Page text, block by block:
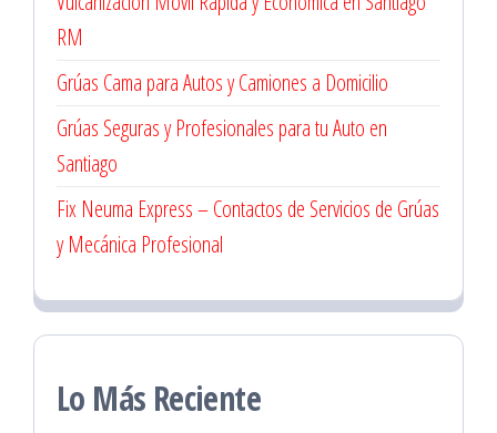
RM
Grúas Cama para Autos y Camiones a Domicilio
Grúas Seguras y Profesionales para tu Auto en
Santiago
Fix Neuma Express – Contactos de Servicios de Grúas
y Mecánica Profesional
Lo Más Reciente